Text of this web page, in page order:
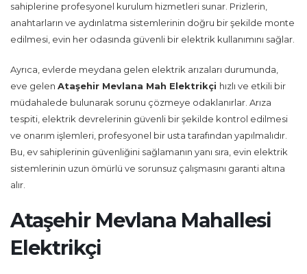
sahiplerine profesyonel kurulum hizmetleri sunar. Prizlerin,
anahtarların ve aydınlatma sistemlerinin doğru bir şekilde monte
edilmesi, evin her odasında güvenli bir elektrik kullanımını sağlar.
Ayrıca, evlerde meydana gelen elektrik arızaları durumunda,
eve gelen Ataşehir Mevlana Mah Elektrikçi hızlı ve etkili bir
müdahalede bulunarak sorunu çözmeye odaklanırlar. Arıza
tespiti, elektrik devrelerinin güvenli bir şekilde kontrol edilmesi
ve onarım işlemleri, profesyonel bir usta tarafından yapılmalıdır.
Bu, ev sahiplerinin güvenliğini sağlamanın yanı sıra, evin elektrik
sistemlerinin uzun ömürlü ve sorunsuz çalışmasını garanti altına
alır.
Ataşehir Mevlana Mahallesi
Elektrikçi